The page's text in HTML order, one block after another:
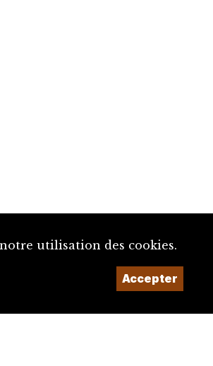
utilisation des cookies.
Accepter